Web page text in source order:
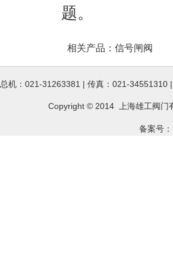
题。
相关产品： 信号闸阀
总机：021-31263381 | 传真：021-
Copyright © 2014 上海雄工阀门
备案号